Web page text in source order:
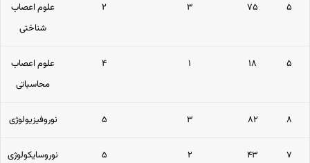
علوم اعصاب
شناختی
۲ ۳ ۷۵ ۵
علوم اعصاب
محاسباتی
۴ ۱ ۱۸ ۵
نوروفیزیولوژی ۵ ۳ ۸۲ ۸
نوروسایکولوژی ۵ ۲ ۴۳ ۷